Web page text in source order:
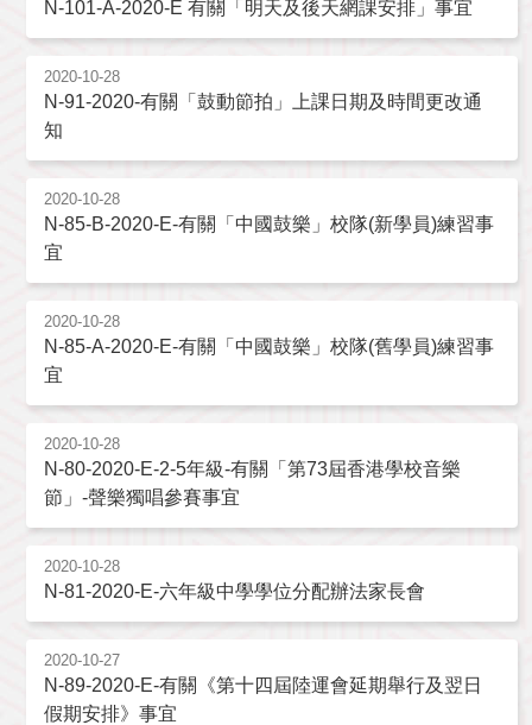
N-101-A-2020-E 有關「明天及後天網課安排」事宜
2020-10-28
N-91-2020-有關「鼓動節拍」上課日期及時間更改通
知
2020-10-28
N-85-B-2020-E-有關「中國鼓樂」校隊(新學員)練習事
宜
2020-10-28
N-85-A-2020-E-有關「中國鼓樂」校隊(舊學員)練習事
宜
2020-10-28
N-80-2020-E-2-5年級-有關「第73屆香港學校音樂
節」-聲樂獨唱參賽事宜
2020-10-28
N-81-2020-E-六年級中學學位分配辦法家長會
2020-10-27
N-89-2020-E-有關《第十四屆陸運會延期舉行及翌日
假期安排》事宜